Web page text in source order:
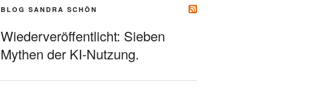
BLOG SANDRA SCHÖN
Wiederveröffentlicht: Sieben
Mythen der KI-Nutzung.